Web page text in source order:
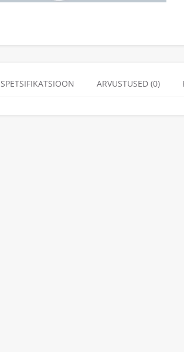
SPETSIFIKATSIOON ARVUSTUSED (0)